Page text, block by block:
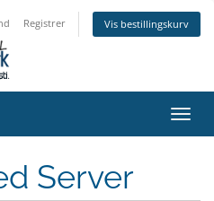
Registrer Vis bestillingskurv
Skift
Server